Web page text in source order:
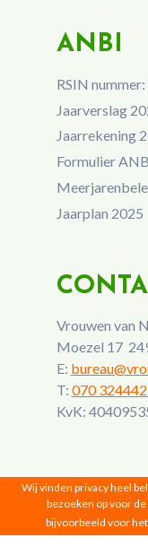
ANBI
RSIN
Jaarverslag
Jaarrekening
Formulier
Jaarplan 2025
Vrouwen van
Moezel 17
E:
T: 070
KvK:
Vrouwen van
Wij vinden privacy heel
bezoeken op voor
bijvoorbeeld voor